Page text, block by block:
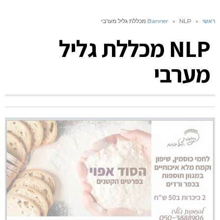
ראשי »
Banner » NLP מכללת גליל מערבי
NLP מכללת גליל
מערבי